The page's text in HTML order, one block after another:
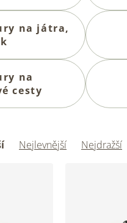
na játra,
na
cesty
Nejlevnější Nejdražší